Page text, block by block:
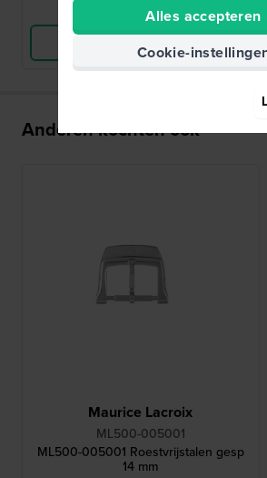
Vergelijk
Bekijk Product
Anderen kochten ook
Maurice Lacroix
ML500-005001
ML500-005001 Roestvrijstalen gesp
14 mm
Alles accepteren
Cookie-